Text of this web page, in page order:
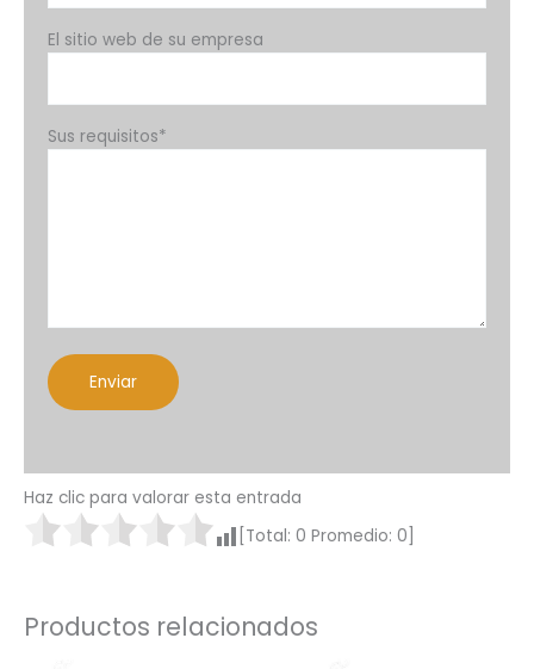
El sitio web de su empresa
Sus requisitos*
Haz clic para valorar esta entrada
[Total: 0 Promedio: 0
Productos relacionados